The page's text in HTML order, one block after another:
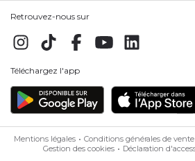
Retrouvez-nous sur
Téléchargez l'app
Mentions légales Conditions générales de vente
Gestion des cookies
Déclaration